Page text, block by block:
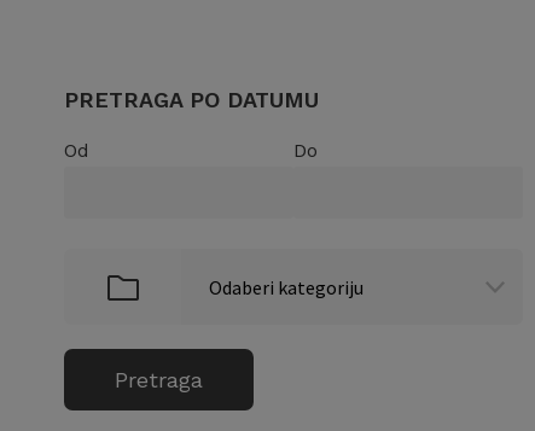
PRETRAGA PO DATUMU
Od Do